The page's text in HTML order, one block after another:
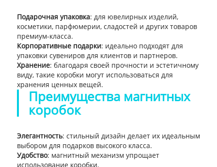
Подарочная упаковка: для ювелирных изделий,
косметики, парфюмерии, сладостей и других товаров
премиум-класса.
Корпоративные подарки: идеально подходят для
упаковки сувениров для клиентов и партнеров.
Хранение: благодаря своей прочности и эстетичному
виду, такие коробки могут использоваться для
хранения ценных вещей.
Преимущества магнитных
коробок
Элегантность: стильный дизайн делает их идеальным
выбором для подарков высокого класса.
Удобство: магнитный механизм упрощает
использование коробки.